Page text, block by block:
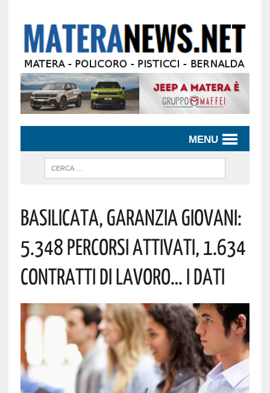
MENU
Basilicata, Garanzia Giovani:
5.348 Percorsi Attivati, 1.634
Contratti Di Lavoro… I Dati